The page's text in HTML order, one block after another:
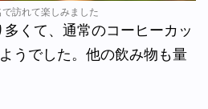
訪れて楽しみました
多くて、通常のコーヒーカッ
うでした。他の飲み物も量